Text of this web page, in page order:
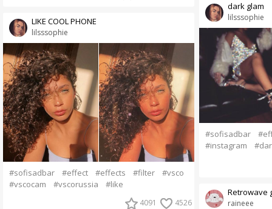
lilsssophie
LIKE COOL PHONE
#sofisadbar #effect #effects #filter
#vsco
#vscocam
#vscorussia #like
4091 4526
lilsssophie
dark glam
#sofisadbar
#instagram
raineee
Retrowave